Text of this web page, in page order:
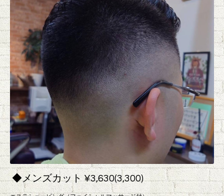
◆メンズカット ¥3,630(3,300)